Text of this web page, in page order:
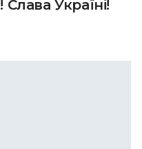
Україні!